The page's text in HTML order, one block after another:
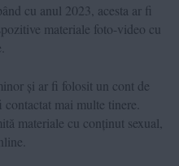
cu anul 2023, acesta ar fi
materiale foto-video cu
și ar fi folosit un cont de
mai multe tinere.
materiale cu conținut sexual,